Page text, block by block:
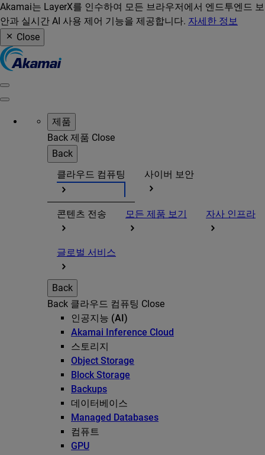
Akamai는 LayerX를 인수하여 모든 브라우저에서 엔드투엔드 보
안과 실시간 AI 사용 제어 기능을 제공합니다. 자세한 정보
Close
제품
Back 제품 Close
Back
클라우드 컴퓨팅
사이버 보안
콘텐츠 전송 모든 제품 보기 자사 인프라
글로벌 서비스
Back
Back 클라우드 컴퓨팅 Close
인공지능 (AI)
Akamai Inference Cloud
스토리지
Object Storage
Block Storage
Backups
데이터베이스
Managed Databases
컴퓨트
GPU